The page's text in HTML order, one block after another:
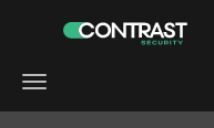
Toggle